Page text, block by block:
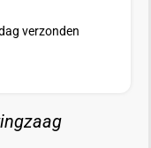
verzonden